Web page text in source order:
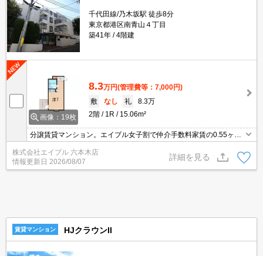
千代田線/乃木坂駅 徒歩8分
東京都港区南青山４丁目
築41年
4階建
画像：19枚
8.3万円(管理費等：7,000円)
敷
なし 礼
8.3万
2階
1R 15.06m²
分譲賃貸マンション。エイブル女子割で仲介手数料家賃の0.55ヶ月
分より10％ＯＦＦ。保証会社加入要(初回月額総額50%、月次月額
総額1.5%)。オンライン契約相談可。閑静な住宅街。
株式会社エイブル 六本木店
情報更新日 2026/08/07
詳細を見る
賃貸マンション HJクラウンII